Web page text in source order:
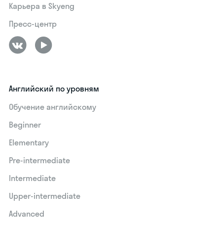
Карьера в Skyeng
Пресс-центр
Английский по уровням
Обучение английскому
Beginner
Elementary
Pre-intermediate
Intermediate
Upper-intermediate
Advanced